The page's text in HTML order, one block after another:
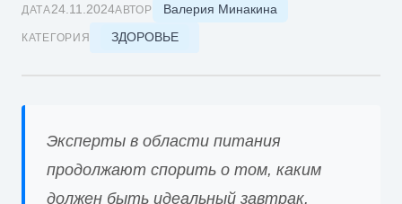
ДАТА24.11.2024АВТОР Валерия Минакина
КАТЕГОРИЯ ЗДОРОВЬЕ
Эксперты в области питания
продолжают спорить о том, каким
должен быть идеальный завтрак.